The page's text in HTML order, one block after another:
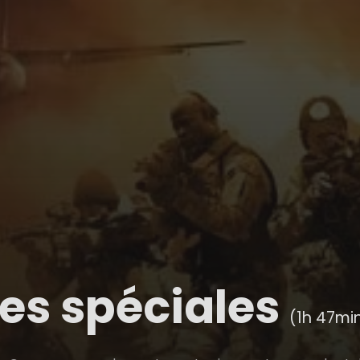
spéciales (1h